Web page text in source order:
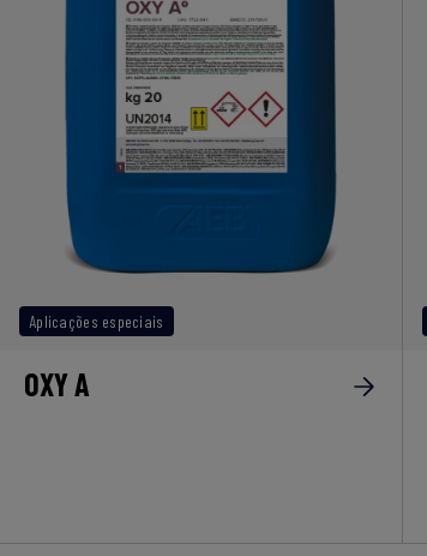
Aplicações especiais
OXY A